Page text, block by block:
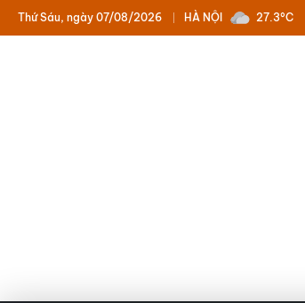
HÀ NỘI
Thứ Sáu, ngày 07/08/2026 27.3°C